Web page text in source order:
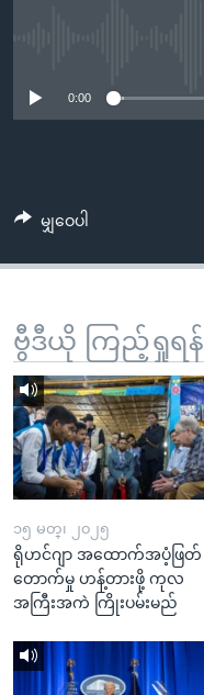
ရှာဖွေ
နေရာ
သို့
ကျော်
ရန်
0:00
မျှဝေပါ
ဗွီဒီယို ကြည့်ရှုရန်
၁၅ မတ္၊ ၂၀၂၅
ရိုဟင်ဂျာ အထောက်အပံ့ဖြတ်
တောက်မှု ဟန့်တားဖို့ ကုလ
အကြီးအကဲ ကြိုးပမ်းမည်